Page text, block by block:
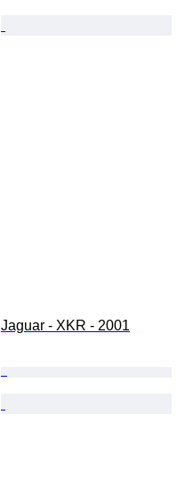
Jaguar - XKR - 2001